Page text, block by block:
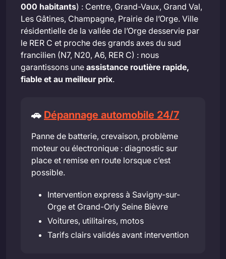
000 habitants) : Centre, Grand-Vaux, Grand Val,
Les Gâtines, Champagne, Prairie de l’Orge. Ville
résidentielle de la vallée de l’Orge desservie par
le RER C et proche des grands axes du sud
francilien (N7, N20, A6, RER C) : nous
garantissons une assistance routière rapide,
fiable et au meilleur prix.
🚗 Dépannage automobile 24/7
Panne de batterie, crevaison, problème
moteur ou électronique : diagnostic sur
place et remise en route lorsque c’est
possible.
Intervention express à Savigny-sur-
Orge et Grand-Orly Seine Bièvre
Voitures, utilitaires, motos
Tarifs clairs validés avant intervention